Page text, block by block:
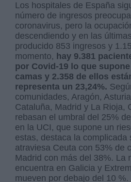
Los hospitales de España
número de ingresos
coronavirus, pero la
descendiendo y en las
producido 853 ingresos y
momento, hay 9.381
por Covid-19 lo que
camas y 2.358 de ellos
representa un 23,24%.
comunidades, Aragón,
Cataluña, Madrid y La Rioja,
rebasan el umbral del 25%
en la UCI, que supone un
estas, destaca la complicada
atraviesa Ceuta con 53% de
Madrid con más del 38%. La
encuentra en Galicia y
mueven por debajo del 10 %.